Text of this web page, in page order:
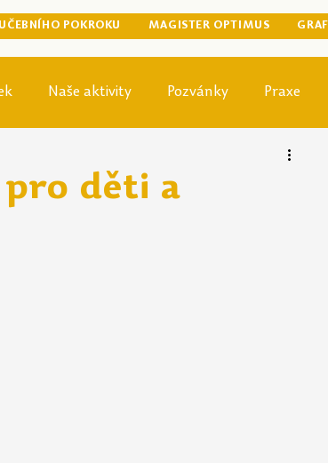
POKROKU MAGISTER OPTIMUS
Naše aktivity Pozvánky Praxe
pro děti a